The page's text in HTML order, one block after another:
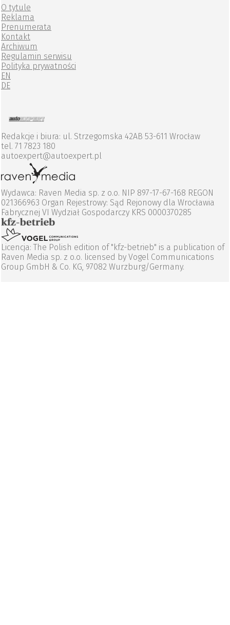
O tytule
Reklama
Prenumerata
Kontakt
Archiwum
Regulamin serwisu
Polityka prywatności
EN
DE
Redakcje i biura: ul. Strzegomska 42AB 53-611 Wrocław
tel. 71 7823 180
autoexpert@autoexpert.pl
Wydawca: Raven Media sp. z o.o. NIP 897-17-67-168 REGON
021366963 Organ Rejestrowy: Sąd Rejonowy dla Wrocławia
Fabrycznej VI Wydział Gospodarczy KRS 0000370285
Licencja: The Polish edition of "kfz-betrieb" is a publication of
Raven Media sp. z o.o. licensed by Vogel Communications
Group GmbH & Co. KG, 97082 Wurzburg/Germany.